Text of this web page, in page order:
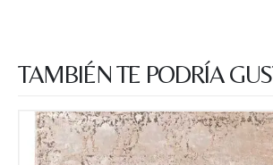
TAMBIÉN TE PODRÍA